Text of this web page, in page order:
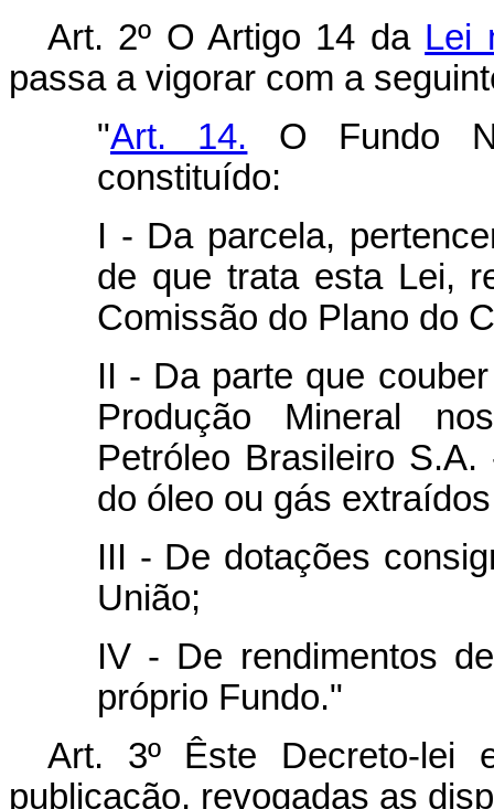
Art. 2º O Artigo 14 da Lei
passa a vigorar com a
"Art. 14. O Fundo
constituído:
I - Da parcela,
de que trata esta Lei,
Comissão do Plano do
II - Da parte que
Produção Mineral
Petróleo Brasileiro
do óleo ou gás
III - De dotações
União;
IV - De rendimentos
próprio Fundo."
Art. 3º Êste Decreto-lei
publicação, revogadas as